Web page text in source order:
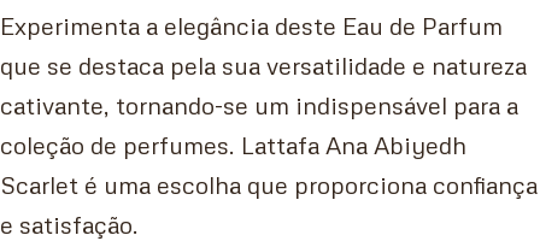
Experimenta a elegância deste Eau de Parfum
que se destaca pela sua versatilidade e natureza
cativante, tornando-se um indispensável para a
coleção de perfumes. Lattafa Ana Abiyedh
Scarlet é uma escolha que proporciona confiança
e satisfação.